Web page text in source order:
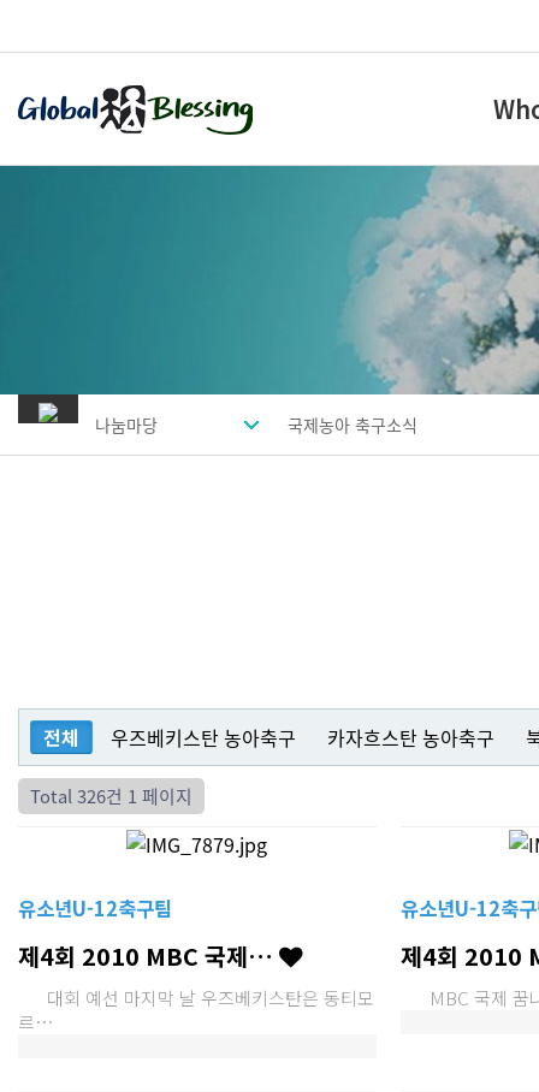
나눔마당 국제농아 축구소식
전체 우즈베키스탄 농아축구 카자흐스탄 농아축구
Total 326건 1 페이지
유소년U-12축구팀
제4회 2010 MBC 국제…
대회 예선 마지막 날 우즈베키스탄은 동티모
르…
유소년U-12축
제4회 2010
MBC 국제 꿈